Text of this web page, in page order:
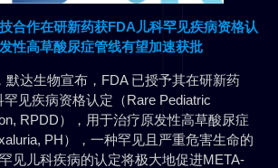
合作在研新药获FDA儿科罕见疾病资格认
性高草酸尿症管线有望加速获批
默达生物宣布，FDA 已授予其在研新药
罕见疾病资格认定（Rare Pediatric
RPDD），用于治疗原发性高草酸尿症
PH），一种罕见且严重危害生命的
见儿科疾病的认定将极大地促进META-